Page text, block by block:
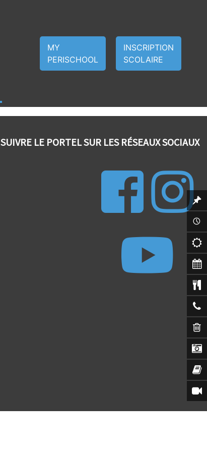
MY
PERISCHOOL
INSCRIPTION
SCOLAIRE
SUIVRE LE PORTEL SUR LES RÉSEAUX SOCIAUX